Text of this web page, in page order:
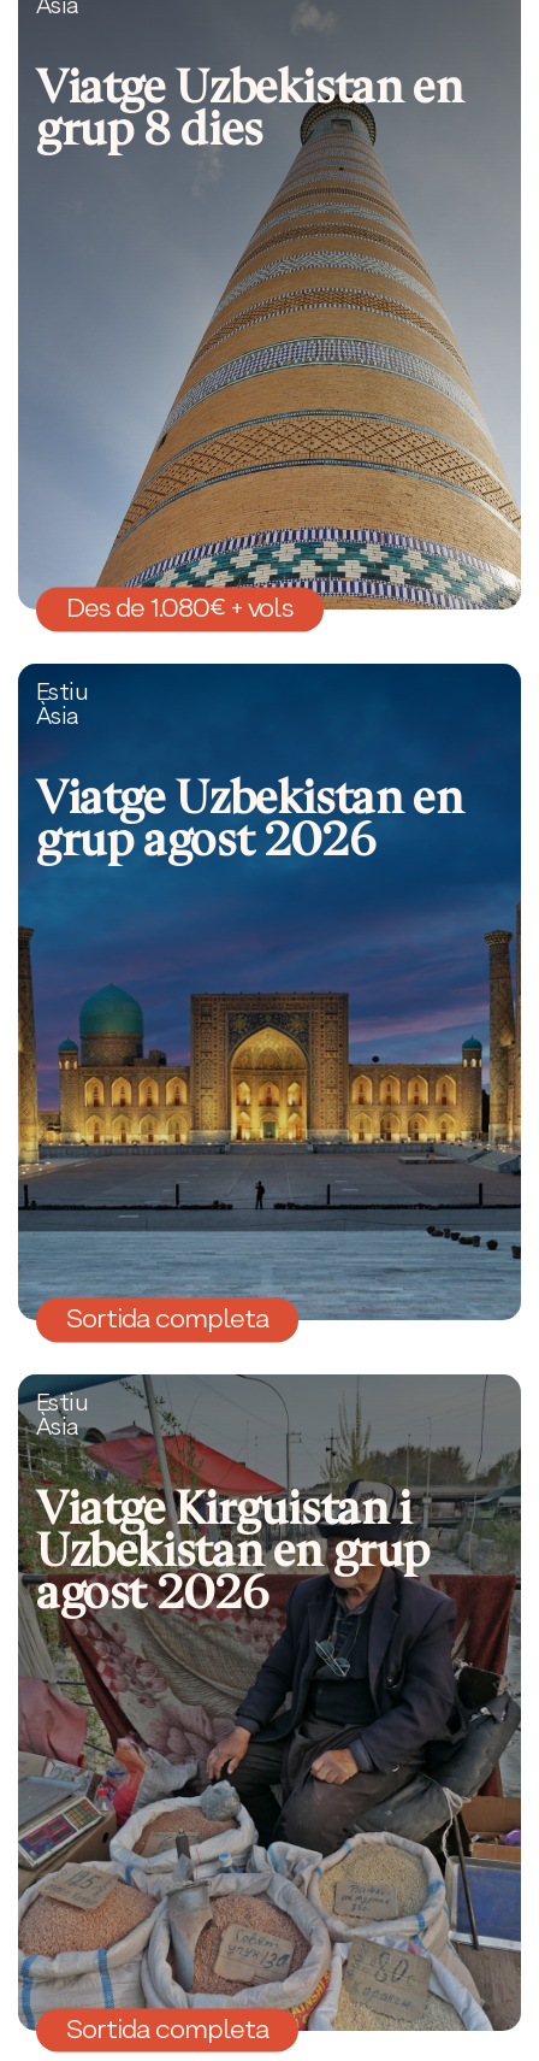
Àsia
Viatge Uzbekistan en
grup 8 dies
Des de 1.080€ + vols
Estiu
Àsia
Viatge Uzbekistan en
grup agost 2026
Sortida completa
Estiu
Àsia
Viatge Kirguistan i
Uzbekistan en grup
agost 2026
Sortida completa